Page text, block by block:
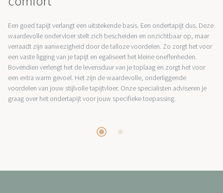
Een goed tapijt verlangt een uitstekende basis. Een ondertapijt dus. Deze
waardevolle ondervloer stelt zich bescheiden en onzichtbaar op, maar
verraadt zijn aanwezigheid door de talloze voordelen. Zo zorgt het voor
een vaste ligging van je tapijt en egaliseert het kleine oneffenheden.
Bovendien verlengt het de levensduur van je toplaag en zorgt het voor
een extra warm gevoel. Het zijn de waardevolle, onderliggende
voordelen van jouw stijlvolle tapijtvloer. Onze specialisten adviseren je
graag over het ondertapijt voor jouw specifieke toepassing.